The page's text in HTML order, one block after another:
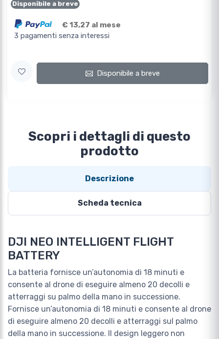
Disponibile a breve
€ 13,27 al mese
3 pagamenti senza interessi
Disponibile a breve
Scopri i dettagli di questo
prodotto
Descrizione
Scheda tecnica
DJI NEO INTELLIGENT FLIGHT
BATTERY
La batteria fornisce un’autonomia di 18 minuti e
consente al drone di eseguire almeno 20 decolli e
atterraggi su palmo della mano in successione.
Fornisce un’autonomia di 18 minuti e consente al drone
di eseguire almeno 20 decolli e atterraggi sul palmo
della mano in successione. Il design leggero non